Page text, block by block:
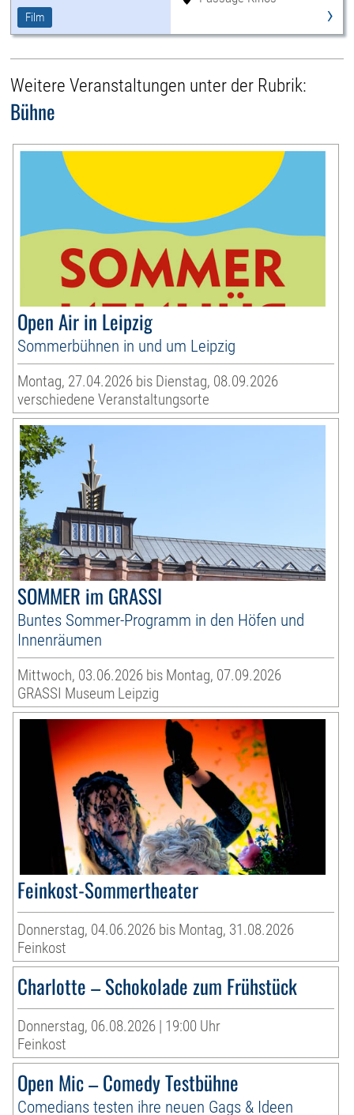
Film ›
Weitere Veranstaltungen unter der Rubrik:
Bühne
Open Air in Leipzig
Sommerbühnen in und um Leipzig
Montag, 27.04.2026 bis Dienstag, 08.09.2026
verschiedene Veranstaltungsorte
SOMMER im GRASSI
Buntes Sommer-Programm in den Höfen und
Innenräumen
Mittwoch, 03.06.2026 bis Montag, 07.09.2026
GRASSI Museum Leipzig
Feinkost-Sommertheater
Donnerstag, 04.06.2026 bis Montag, 31.08.2026
Feinkost
Charlotte – Schokolade zum Frühstück
Donnerstag, 06.08.2026 | 19:00 Uhr
Feinkost
Open Mic – Comedy Testbühne
Comedians testen ihre neuen Gags & Ideen